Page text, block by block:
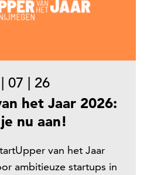
| 07 | 26
het Jaar 2026:
nu aan!
van het Jaar
ambitieuze startups in